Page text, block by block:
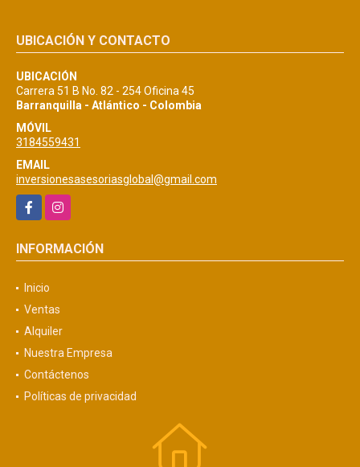
UBICACIÓN Y CONTACTO
UBICACIÓN
Carrera 51 B No. 82 - 254 Oficina 45
Barranquilla - Atlántico - Colombia
MÓVIL
3184559431
EMAIL
inversionesasesoriasglobal@gmail.com
FacebookInstagram
INFORMACIÓN
Inicio
Ventas
Alquiler
Nuestra Empresa
Contáctenos
Políticas de privacidad